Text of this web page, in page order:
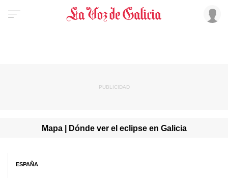
Mapa | Dónde ver el eclipse en Galicia
ESPAÑA